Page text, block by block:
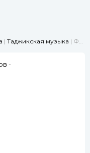
| Таджикская музыка | Фарахманд Каримов - Сода сода 2019